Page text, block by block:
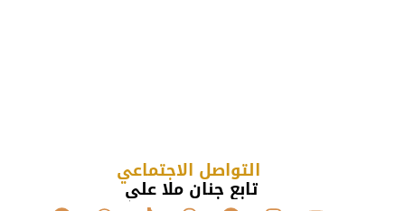
التواصل الاجتماعي
تابع جنان ملا علي